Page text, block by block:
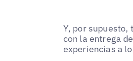
Y, por supuesto,
con la entrega
experiencias a